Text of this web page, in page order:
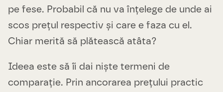
pe fese. Probabil că nu va înțelege de unde ai
scos prețul respectiv și care e faza cu el.
Chiar merită să plătească atâta?
Ideea este să îi dai niște termeni de
comparație. Prin ancorarea prețului practic